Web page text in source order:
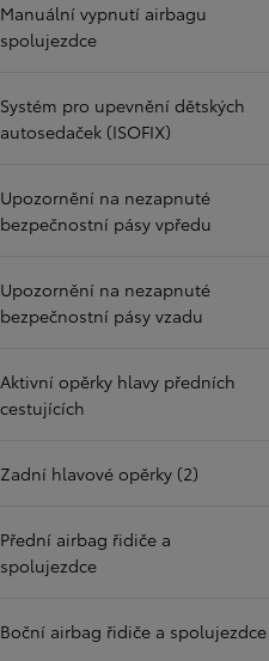
Manuální vypnutí airbagu
spolujezdce
Systém pro upevnění dětských
autosedaček (ISOFIX)
Upozornění na nezapnuté
bezpečnostní pásy vpředu
Upozornění na nezapnuté
bezpečnostní pásy vzadu
Aktivní opěrky hlavy předních
cestujících
Zadní hlavové opěrky (2)
Přední airbag řidiče a
spolujezdce
Boční airbag řidiče a spolujezdce